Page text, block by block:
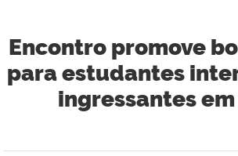
Encontro promove
para estudantes
ingressantes